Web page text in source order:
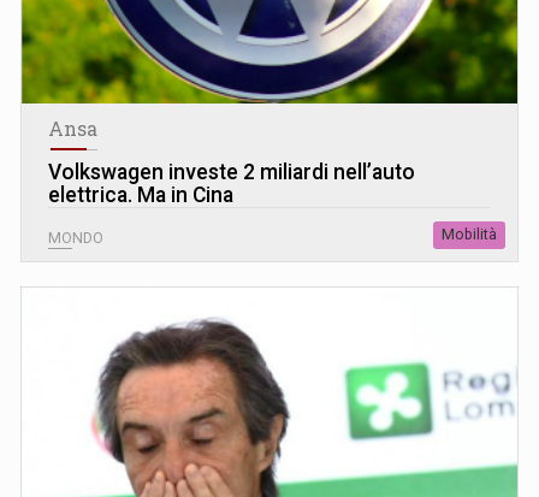
Ansa
Volkswagen investe 2 miliardi nell’auto
elettrica. Ma in Cina
MONDO Mobilità